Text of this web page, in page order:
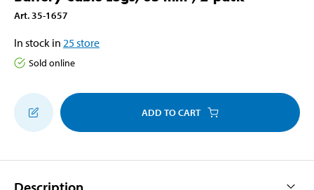
Art. 35-1657
In stock in 25store
Sold online
ADD TO CART
Description